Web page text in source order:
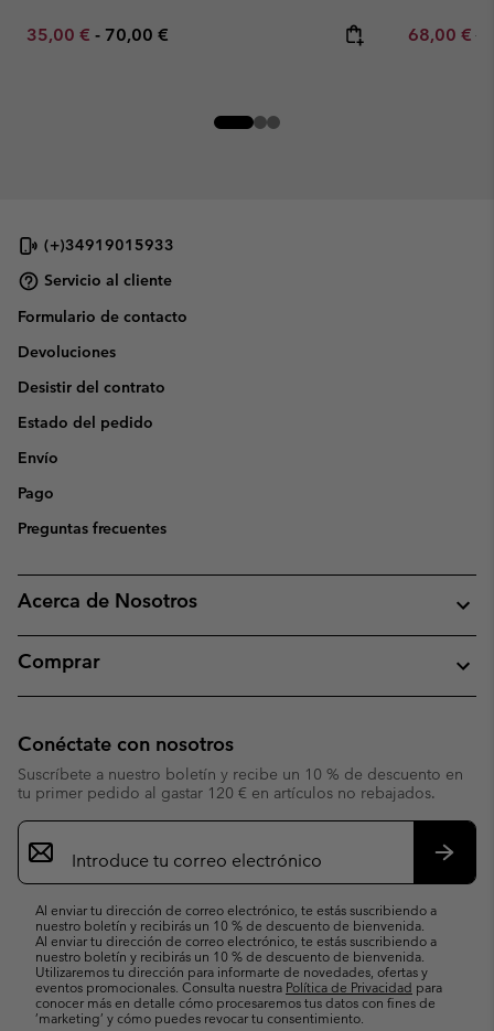
Minimum sale price:
35,00 € - Maximum price:
70,00 € Sale price:
68,00 €
(+)34919015933
Servicio al cliente
Formulario de contacto
Devoluciones
Desistir del contrato
Estado del pedido
Envío
Pago
Preguntas frecuentes
Acerca de Nosotros
Comprar
Conéctate con nosotros
Suscríbete a nuestro boletín y recibe un 10 % de descuento en
tu primer pedido al gastar 120 € en artículos no rebajados.
Suscripción
de
correo
Al enviar tu dirección de correo electrónico, te estás suscribiendo a
nuestro boletín y recibirás un 10 % de descuento de bienvenida.
Al enviar tu dirección de correo electrónico, te estás suscribiendo a
nuestro boletín y recibirás un 10 % de descuento de bienvenida.
Utilizaremos tu dirección para informarte de novedades, ofertas y
eventos promocionales. Consulta nuestra Política de Privacidad para
conocer más en detalle cómo procesaremos tus datos con fines de
’marketing’ y cómo puedes revocar tu consentimiento.